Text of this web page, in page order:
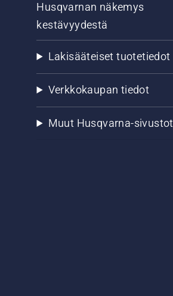
Husqvarnan näkemys
kestävyydestä
Lakisääteiset tuotetiedot
Verkkokaupan tiedot
Muut Husqvarna-sivustot